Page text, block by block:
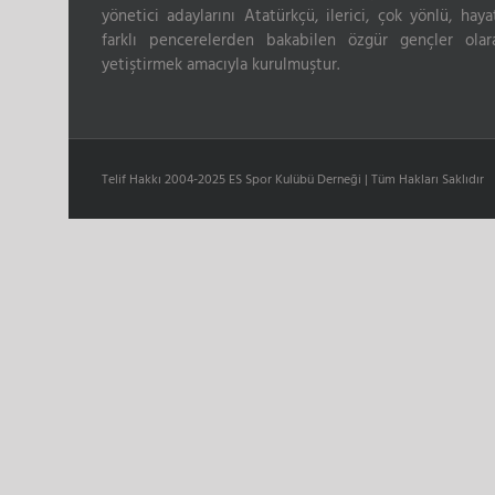
yönetici adaylarını Atatürkçü, ilerici, çok yönlü,
farklı pencerelerden bakabilen özgür gençler
yetiştirmek amacıyla kurulmuştur.
Telif Hakkı 2004-2025 ES Spor Kulübü Derneği | Tüm Hakları Saklıdır